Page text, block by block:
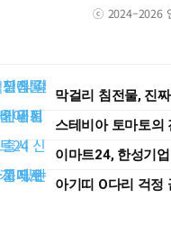
ⓒ 2024–2026
막걸리 침전물, 진
스테비아 토마토의
이마트24, 한성기
아기띠 O다리 걱정